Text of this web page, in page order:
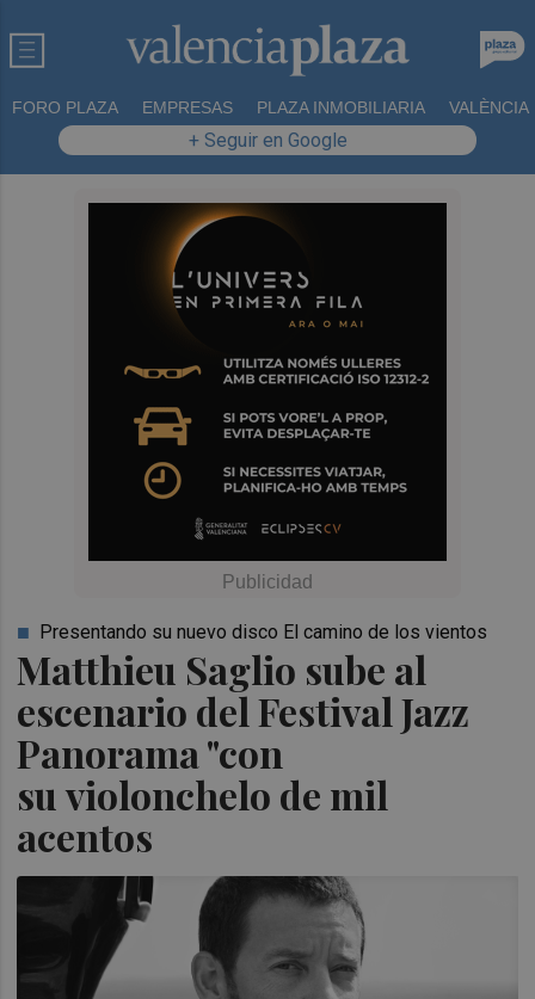
FORO PLAZA EMPRESAS PLAZA INMOBILIARIA VALÈNCIA
+ Seguir en Google
Matthieu Saglio sube al
escenario del Festival Jazz
Panorama "con
su violonchelo de mil
acentos
Presentando su nuevo disco El camino de los vientos